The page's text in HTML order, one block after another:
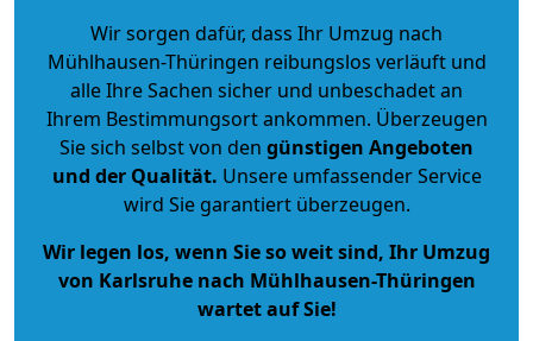
Wir sorgen dafür, dass Ihr Umzug nach
Mühlhausen-Thüringen reibungslos verläuft und
alle Ihre Sachen sicher und unbeschadet an
Ihrem Bestimmungsort ankommen. Überzeugen
Sie sich selbst von den günstigen Angeboten
und der Qualität. Unsere umfassender Service
wird Sie garantiert überzeugen.
Wir legen los, wenn Sie so weit sind, Ihr Umzug
von Karlsruhe nach Mühlhausen-Thüringen
wartet auf Sie!